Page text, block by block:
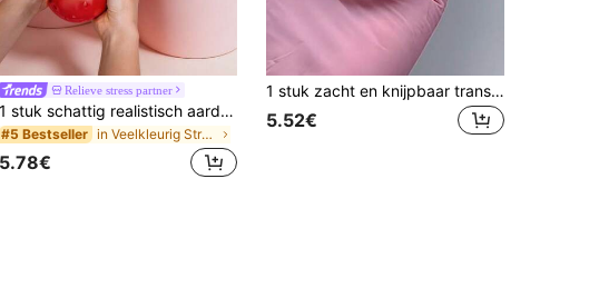
Relieve stress partner
1 stuk schattig realistisch aardbeien squishy zacht speelgoed, sensorisch stressverlichtend speelgoed voor kinderen en volwassenen, bureaubladdecoratie om angst te verlichten en de stemming te verbeteren, geschikt als feest- en vakantiecadeau (OPP-zakverpakking)
#5 Bestseller in Veelkleurig Stressverlichtend speelgoed
5.78€
1 stuk zacht en knijpbaar transparant vrolijk gezicht ontspannend knijpspeeltje, opblaasbaar, voor klasbeloning, verjaardagscadeau, kantoorfidgetspeeltje, voor Kinderdag, Thanksgiving, Halloween en kerstcadeaus, leuke feestcadeautjes voor verjaardagen, tassen zijn willekeurig
5.52€